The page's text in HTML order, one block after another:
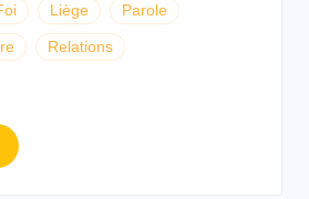
Liège Parole
Relations